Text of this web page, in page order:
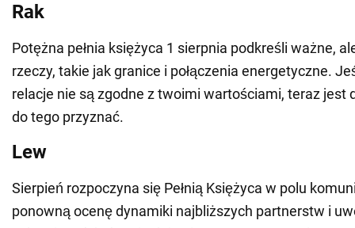
Rak
Potężna pełnia księżyca 1 sierpnia podkreśli ważne,
rzeczy, takie jak granice i połączenia energetyczne.
relacje nie są zgodne z twoimi wartościami, teraz jest
do tego przyznać.
Lew
Sierpień rozpoczyna się Pełnią Księżyca w polu
ponowną ocenę dynamiki najbliższych partnerstw i